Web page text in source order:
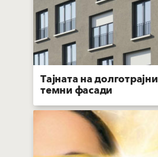
Тајната на долготрајни
темни фасади